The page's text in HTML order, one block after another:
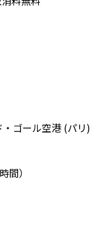
ゴール空港 (パリ)
間）